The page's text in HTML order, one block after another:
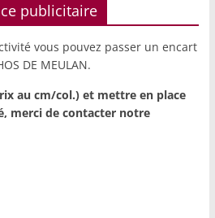
publicitaire
vous pouvez passer un encart
DE MEULAN.
au cm/col.) et mettre en place
merci de contacter notre